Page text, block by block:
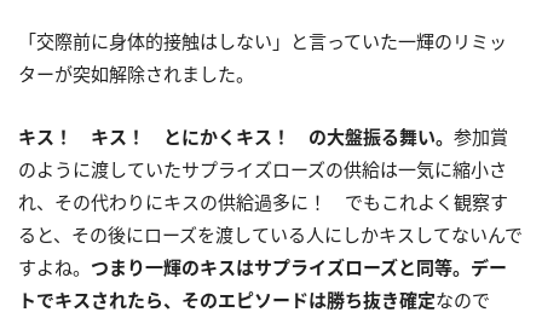
「交際前に身体的接触はしない」と言っていた一輝のリミッ
ターが突如解除されました。
キス！ キス！ とにかくキス！ の大盤振る舞い。 参加賞
のように渡していたサプライズローズの供給は一気に縮小さ
れ、その代わりにキスの供給過多に！ でもこれよく観察す
ると、その後にローズを渡している人にしかキスしてないんで
すよね。 つまり一輝のキスはサプライズローズと同等。デー
トでキスされたら、そのエピソードは勝ち抜き確定なので